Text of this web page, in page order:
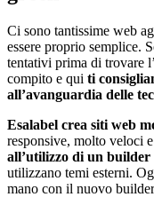
Ci sono tantissime web
essere proprio semplice.
tentativi prima di trovare
compito e qui ti
all’avanguardia delle
Esalabel crea siti web
responsive, molto veloci
all’utilizzo di un builder
utilizzano temi esterni.
mano con il nuovo